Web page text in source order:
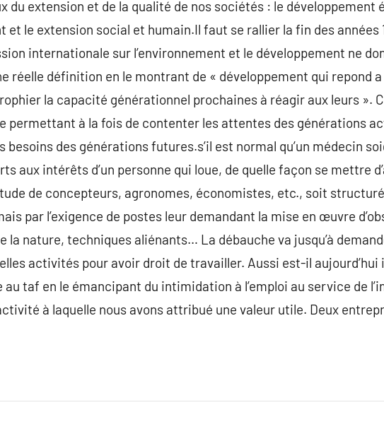
du extension et de la qualité de nos sociétés : le développement
et le extension social et humain.Il faut se rallier la fin des années
internationale sur l’environnement et le développement ne
réelle définition en le montrant de « développement qui repond
la capacité générationnel prochaines à réagir aux leurs ».
permettant à la fois de contenter les attentes des générations
besoins des générations futures.s’il est normal qu’un médecin
aux intérêts d’un personne qui loue, de quelle façon se mettre
de concepteurs, agronomes, économistes, etc., soit
par l’exigence de postes leur demandant la mise en œuvre
la nature, techniques aliénants… La débauche va jusqu’à
activités pour avoir droit de travailler. Aussi est-il aujourd’hui
taf en le émancipant du intimidation à l’emploi au service de
à laquelle nous avons attribué une valeur utile. Deux